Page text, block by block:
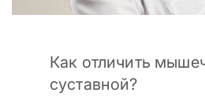
Как отличить
суставной?